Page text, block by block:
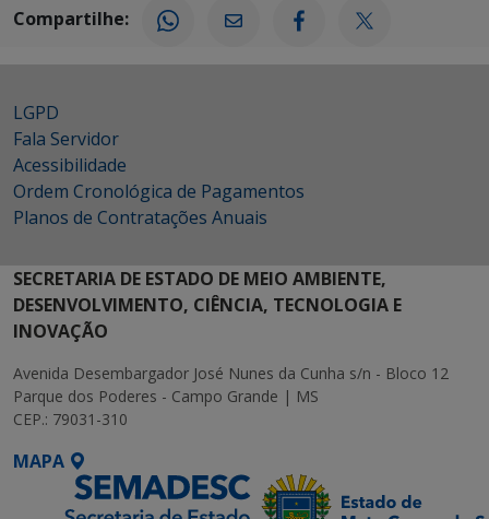
Compartilhe:
LGPD
Fala Servidor
Acessibilidade
Ordem Cronológica de Pagamentos
Planos de Contratações Anuais
SECRETARIA DE ESTADO DE MEIO AMBIENTE,
DESENVOLVIMENTO, CIÊNCIA, TECNOLOGIA E
INOVAÇÃO
Avenida Desembargador José Nunes da Cunha s/n - Bloco 12
Parque dos Poderes - Campo Grande | MS
CEP.: 79031-310
MAPA